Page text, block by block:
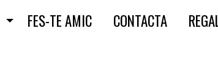
FES-TE AMIC CONTACTA